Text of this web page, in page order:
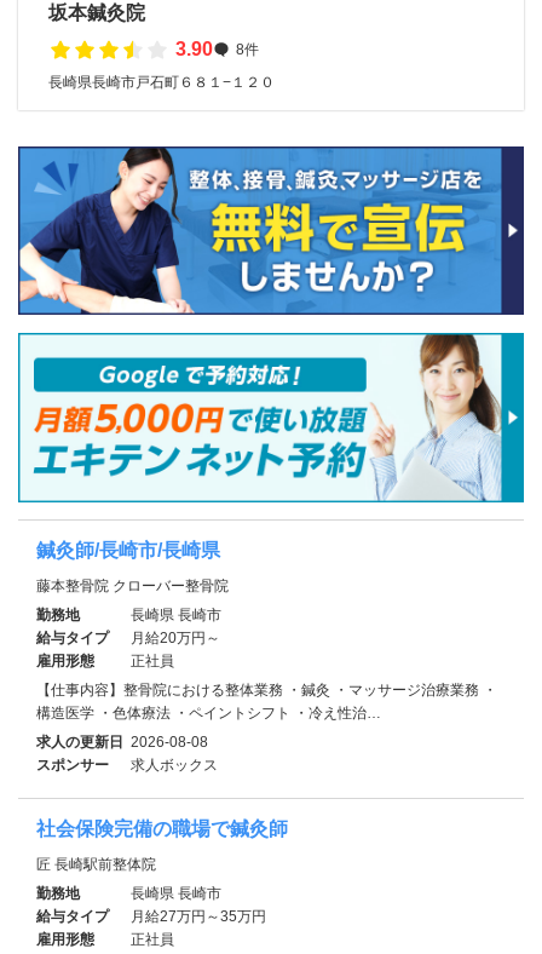
坂本鍼灸院
3.90
8件
長崎県長崎市戸石町６８１−１２０
鍼灸師/長崎市/長崎県
藤本整骨院 クローバー整骨院
勤務地
長崎県 長崎市
給与タイプ
月給20万円～
雇用形態
正社員
【仕事内容】整骨院における整体業務 ・鍼灸 ・マッサージ治療業務 ・
構造医学 ・色体療法 ・ペイントシフト ・冷え性治…
求人の更新日 2026-08-08
スポンサー
求人ボックス
社会保険完備の職場で鍼灸師
匠 長崎駅前整体院
勤務地
長崎県 長崎市
給与タイプ
月給27万円～35万円
雇用形態
正社員